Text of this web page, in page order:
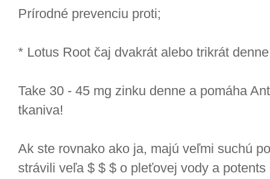
Prírodné prevenciu proti;
* Lotus Root čaj dvakrát alebo trikrát
Take 30 - 45 mg zinku denne a pomáha
tkaniva!
Ak ste rovnako ako ja, majú veľmi suchú
strávili veľa $ $ $ o pleťovej vody a